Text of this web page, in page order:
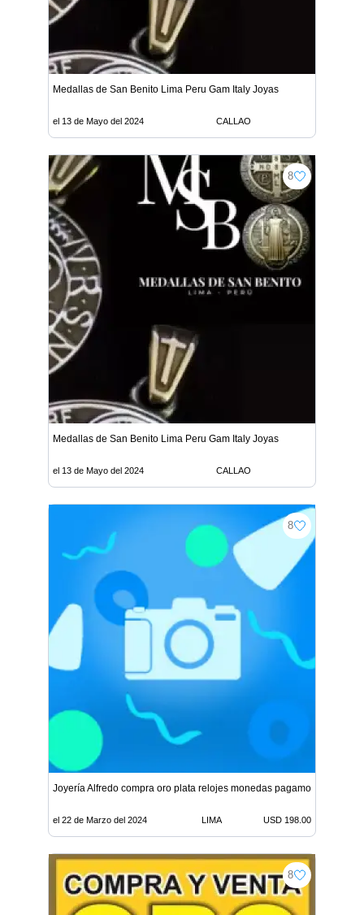
Medallas de San Benito Lima Peru Gam Italy Joyas
el 13 de Mayo del 2024 CALLAO
8
Medallas de San Benito Lima Peru Gam Italy Joyas
el 13 de Mayo del 2024 CALLAO
8
Joyería Alfredo compra oro plata relojes monedas pagamos buen
el 22 de Marzo del 2024 LIMA USD 198.00
8